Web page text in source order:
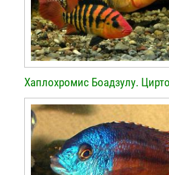
Хаплохромис Боадзулу.